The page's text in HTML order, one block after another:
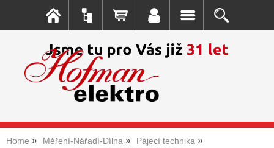
Home Měření-Nářadí-Dílna
Pájecí technika